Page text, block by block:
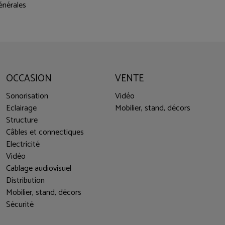
OCCASION
Sonorisation
Eclairage
Structure
Câbles et connectiques
Electricité
Vidéo
Cablage audiovisuel
Distribution
Mobilier, stand, décors
Sécurité
VENTE
Vidéo
Mobilier, stand, décors